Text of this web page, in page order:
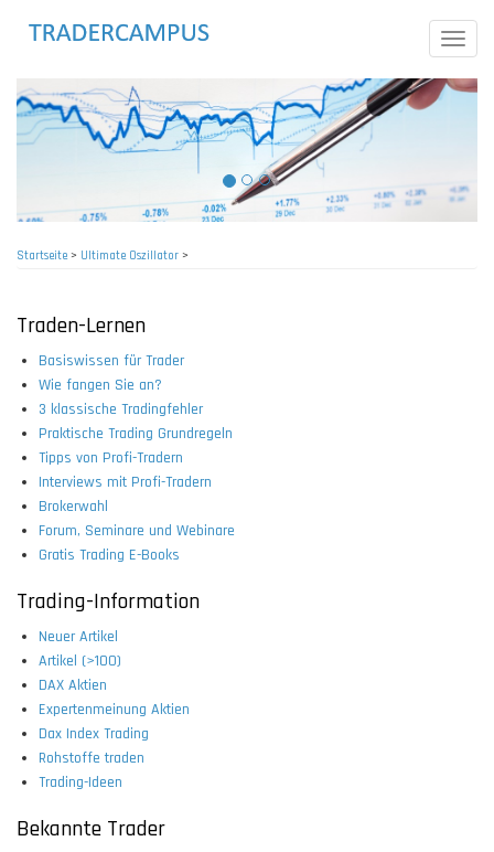
Toggle
Startseite> Ultimate Oszillator >
Traden-Lernen
Basiswissen für Trader
Wie fangen Sie an?
3 klassische Tradingfehler
Praktische Trading Grundregeln
Tipps von Profi-Tradern
Interviews mit Profi-Tradern
Brokerwahl
Forum, Seminare und Webinare
Gratis Trading E-Books
Trading-Information
Neuer Artikel
Artikel (>100)
DAX Aktien
Expertenmeinung Aktien
Dax Index Trading
Rohstoffe traden
Trading-Ideen
Bekannte Trader